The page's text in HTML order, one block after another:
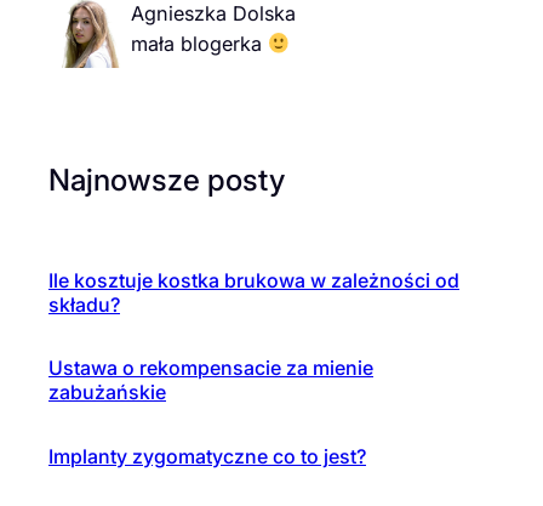
Agnieszka Dolska
mała blogerka
Najnowsze posty
Ile kosztuje kostka brukowa w zależności od
składu?
Ustawa o rekompensacie za mienie
zabużańskie
Implanty zygomatyczne co to jest?